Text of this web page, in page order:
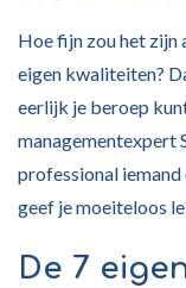
Hoe fijn zou het zijn
eigen kwaliteiten?
eerlijk je beroep
managementexpert
professional
geef je moeiteloos
De 7